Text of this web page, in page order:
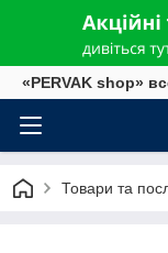
«PERVAK shop»
Товари та